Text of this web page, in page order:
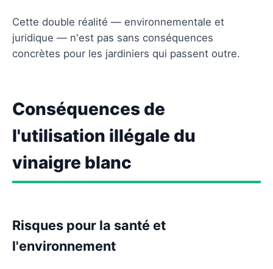
Cette double réalité — environnementale et
juridique — n'est pas sans conséquences
concrètes pour les jardiniers qui passent outre.
Conséquences de
l'utilisation illégale du
vinaigre blanc
Risques pour la santé et
l'environnement